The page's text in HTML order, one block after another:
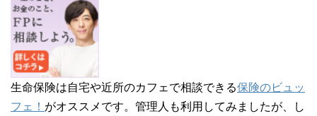
生命保険は自宅や近所のカフェで相談できる保険のビュッ
フェ！ がオススメです。管理人も利用してみましたが、し